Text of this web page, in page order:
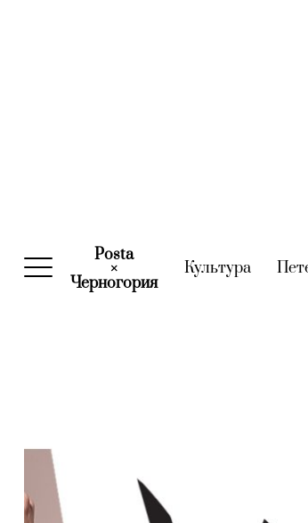
Posta
×
Черногория(current)
Культура